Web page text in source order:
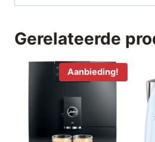
Gerelateerde
Aanbieding!